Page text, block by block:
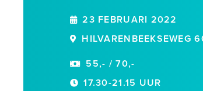
23 FEBRUARI 2022
HILVARENBEEKSEWEG
55,- / 70,-
17.30-21.15 UUR